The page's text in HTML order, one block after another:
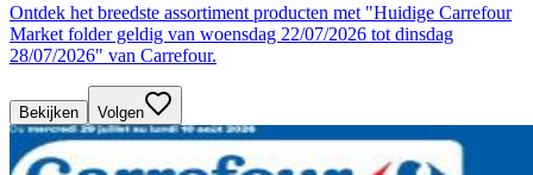
Ontdek het breedste assortiment producten met "Huidige Carrefour
Market folder geldig van woensdag 22/07/2026 tot dinsdag
28/07/2026" van Carrefour.
Bekijken Volgen